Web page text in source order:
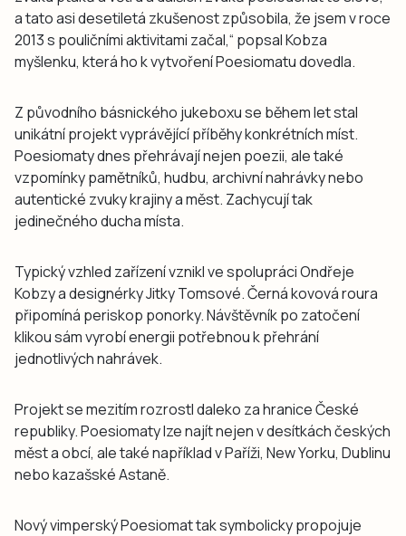
a tato asi desetiletá zkušenost způsobila, že jsem v roce
2013 s pouličními aktivitami začal,“ popsal Kobza
myšlenku, která ho k vytvoření Poesiomatu dovedla.
Z původního básnického jukeboxu se během let stal
unikátní projekt vyprávějící příběhy konkrétních míst.
Poesiomaty dnes přehrávají nejen poezii, ale také
vzpomínky pamětníků, hudbu, archivní nahrávky nebo
autentické zvuky krajiny a měst. Zachycují tak
jedinečného ducha místa.
Typický vzhled zařízení vznikl ve spolupráci Ondřeje
Kobzy a designérky Jitky Tomsové. Černá kovová roura
připomíná periskop ponorky. Návštěvník po zatočení
klikou sám vyrobí energii potřebnou k přehrání
jednotlivých nahrávek.
Projekt se mezitím rozrostl daleko za hranice České
republiky. Poesiomaty lze najít nejen v desítkách českých
měst a obcí, ale také například v Paříži, New Yorku, Dublinu
nebo kazašské Astaně.
Nový vimperský Poesiomat tak symbolicky propojuje